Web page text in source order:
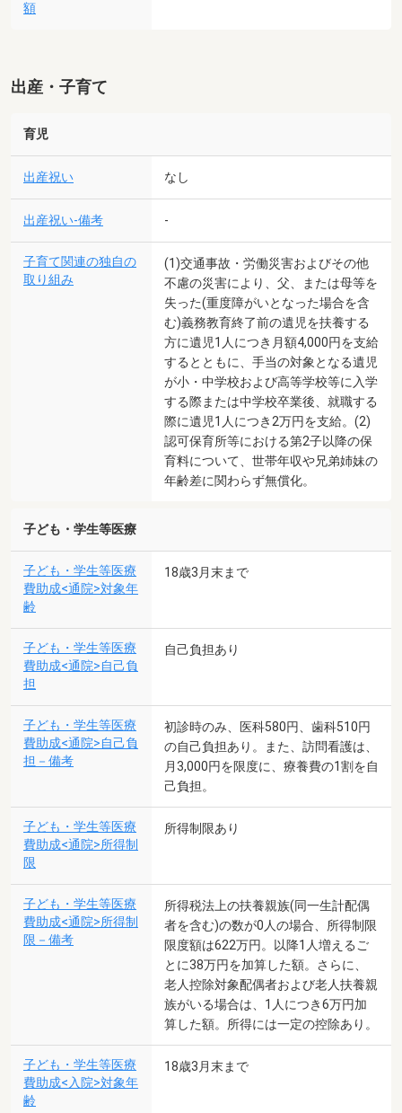
額
出産・子育て
育児
出産祝い なし
出産祝い-備考 -
子育て関連の独自の
取り組み
(1)交通事故・労働災害およびその他
不慮の災害により、父、または母等を
失った(重度障がいとなった場合を含
む)義務教育終了前の遺児を扶養する
方に遺児1人につき月額4,000円を支給
するとともに、手当の対象となる遺児
が小・中学校および高等学校等に入学
する際または中学校卒業後、就職する
際に遺児1人につき2万円を支給。(2)
認可保育所等における第2子以降の保
育料について、世帯年収や兄弟姉妹の
年齢差に関わらず無償化。
子ども・学生等医療
子ども・学生等医療
費助成<通院>対象年
齢
18歳3月末まで
子ども・学生等医療
費助成<通院>自己負
担
自己負担あり
子ども・学生等医療
費助成<通院>自己負
担－備考
初診時のみ、医科580円、歯科510円
の自己負担あり。また、訪問看護は、
月3,000円を限度に、療養費の1割を自
己負担。
子ども・学生等医療
費助成<通院>所得制
限
所得制限あり
子ども・学生等医療
費助成<通院>所得制
限－備考
所得税法上の扶養親族(同一生計配偶
者を含む)の数が0人の場合、所得制限
限度額は622万円。以降1人増えるご
とに38万円を加算した額。さらに、
老人控除対象配偶者および老人扶養親
族がいる場合は、1人につき6万円加
算した額。所得には一定の控除あり。
子ども・学生等医療
費助成<入院>対象年
齢
18歳3月末まで